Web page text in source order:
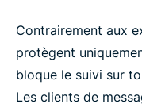
Contrairement aux
protègent
bloque le suivi sur
Les clients de